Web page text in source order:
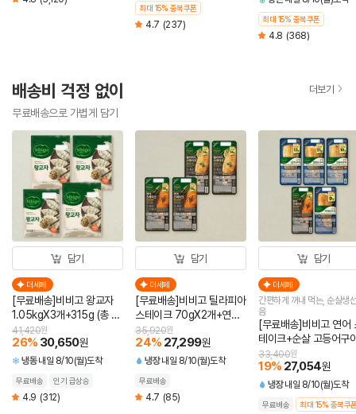
최대 15% 중복쿠폰
4.7 (237) 최대 15% 중복쿠폰
4.8 (368)
배송비 걱정 없이
무료배송으로 가볍게 담기
더보기
담기
더세페
[무료배송]비비고 왕교자
1.05kgX3개+315g (총 4
개)
26% 30,650원
41,420원
냉동 내일 8/10(월)도착
무료배송 인기 급상승
4.9 (312)
담기
더세페
[무료배송]비비고 틸라피아
스테이크 70gX2개+연어
스테이크 60gX2개 (총 4
개)
24% 27,299원
35,920원
냉장 내일 8/10(월)도착
무료배송
4.7 (85)
담기
더세페
간편하게 꺼내 먹는, 순살생
음
[무료배송]비비고 연어
테이크+순살 고등어구
+순살 삼치구이+순살
미구이+순살 임연수구
60g (총 5개)
19% 27,054원
33,400원
냉장 내일 8/10(월)도착
무료배송 최대 15% 중복쿠